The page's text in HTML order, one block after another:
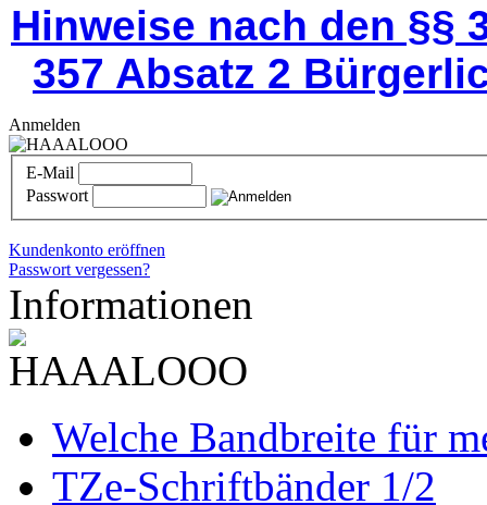
Hinweise nach den §§
357 Absatz 2
Anmelden
E-Mail
Passwort
Kundenkonto eröffnen
Passwort vergessen?
Informationen
Welche Bandbreite für
TZe-Schriftbänder 1/2